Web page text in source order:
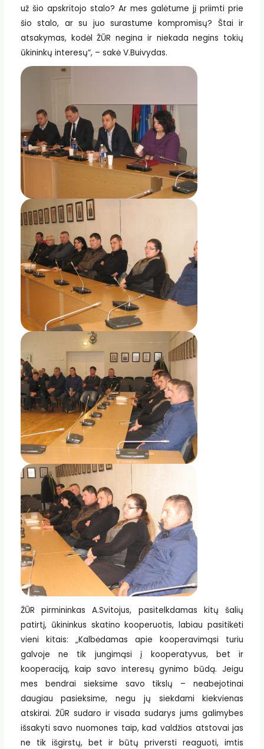
už šio apskritojo stalo? Ar mes galėtume jį priimti prie
šio stalo, ar su juo surastume kompromisų? Štai ir
atsakymas, kodėl ŽŪR negina ir niekada negins tokių
ūkininkų interesų“, – sakė V.Buivydas.
ŽŪR pirmininkas A.Svitojus, pasitelkdamas kitų šalių
patirtį, ūkininkus skatino kooperuotis, labiau pasitikėti
vieni kitais: „Kalbėdamas apie kooperavimąsi turiu
galvoje ne tik jungimąsi į kooperatyvus, bet ir
kooperaciją, kaip savo interesų gynimo būdą. Jeigu
mes bendrai sieksime savo tikslų – neabejotinai
daugiau pasieksime, negu jų siekdami kiekvienas
atskirai. ŽŪR sudaro ir visada sudarys jums galimybes
išsakyti savo nuomones taip, kad valdžios atstovai jas
ne tik išgirstų, bet ir būtų priversti reaguoti, imtis